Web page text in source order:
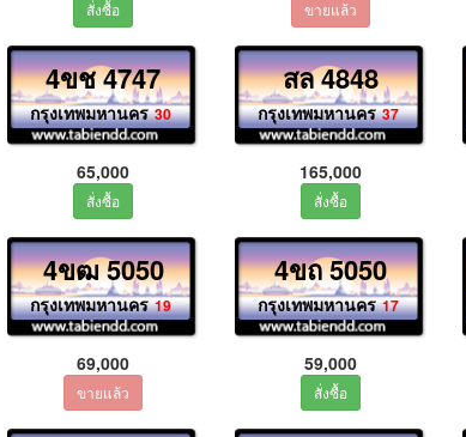
4ขช 4747
กรุงเทพมหานคร 30
65,000
สล 4848
กรุงเทพมหานคร 37
165,000
4ขฒ 5050
กรุงเทพมหานคร 19
69,000
4ขถ 5050
กรุงเทพมหานคร 17
59,000